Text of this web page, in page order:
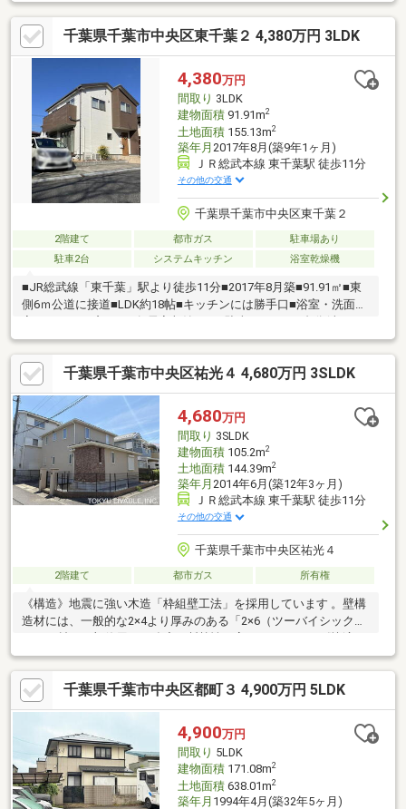
千葉県千葉市中央区東千葉２ 4,380万円 3LDK
4,380万円
間取り 3LDK
建物面積91.91m2
土地面積155.13m2
築年月 2017年8月(築9年1ヶ月)
ＪＲ総武本線 東千葉駅 徒歩11分
その他の交通
千葉県千葉市中央区東千葉２
2階建て 都市ガス
駐車場あり
駐車2台
システムキッチン 浴室乾燥機
■JR総武線「東千葉」駅より徒歩11分■2017年8月築■91.91㎡■東
側6ｍ公道に接道■LDK約18帖■キッチンには勝手口■浴室・洗面
よる)
千葉県千葉市中央区祐光４ 4,680万円 3SLDK
4,680万円
間取り 3SLDK
建物面積105.2m2
土地面積144.39m2
築年月 2014年6月(築12年3ヶ月)
ＪＲ総武本線 東千葉駅 徒歩11分
その他の交通
千葉県千葉市中央区祐光４
2階建て 都市ガス 所有権
《構造》地震に強い木造「枠組壁工法」を採用しています 。壁構
造材には、一般的な2×4より厚みのある「2×6（ツーバイシック
室内環境》家中の温度を一定に保つ全館冷房システム「アネー
ロ」を搭載しています。窓には遮熱・断熱性に優れた「Low-E複
層ガラス」の樹脂複合サッシを採用しています。高性能グラスウ
ールにより、高い断熱性能を実現しています。《輸入住宅ならで
はのデザインと設備》タカラスタンダード製のハイグレードキッ
チンや、換気乾燥機付きの広々としたバスルームなど、設備仕様
も充実しています 。
千葉県千葉市中央区都町３ 4,900万円 5LDK
4,900万円
間取り 5LDK
建物面積171.08m2
土地面積638.01m2
築年月 1994年4月(築32年5ヶ月)